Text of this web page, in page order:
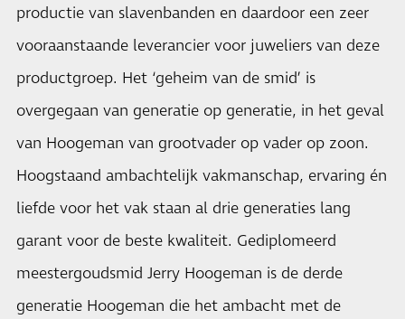
productie van slavenbanden en daardoor een zeer
vooraanstaande leverancier voor juweliers van deze
productgroep. Het ‘geheim van de smid’ is
overgegaan van generatie op generatie, in het geval
van Hoogeman van grootvader op vader op zoon.
Hoogstaand ambachtelijk vakmanschap, ervaring én
liefde voor het vak staan al drie generaties lang
garant voor de beste kwaliteit. Gediplomeerd
meestergoudsmid Jerry Hoogeman is de derde
generatie Hoogeman die het ambacht met de